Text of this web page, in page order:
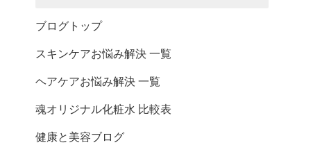
よくある質問
その他ご案内
会員マイページ
新規会員登録
ブログトップ
スキンケアお悩み解決 一覧
ヘアケアお悩み解決 一覧
魂オリジナル化粧水 比較表
健康と美容ブログ